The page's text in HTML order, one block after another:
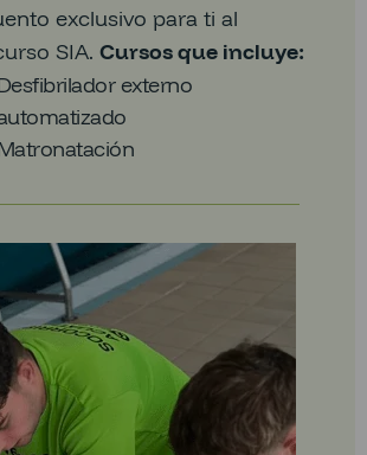
exclusivo para ti al
SIA.Cursos que incluye:
externo